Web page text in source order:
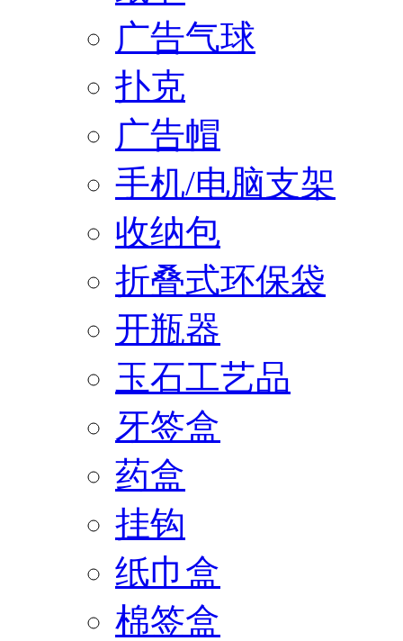
广告气球
扑克
广告帽
手机/电脑支架
收纳包
折叠式环保袋
开瓶器
玉石工艺品
牙签盒
药盒
挂钩
纸巾盒
棉签盒